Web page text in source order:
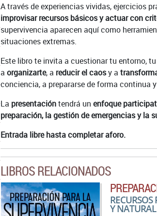
A través de experiencias vividas, ejercicios
improvisar recursos básicos y actuar con
supervivencia aparecen aquí como
situaciones extremas.
Este libro te invita a cuestionar tu entorno,
a organizarte, a reducir el caosy a
conciencia, a prepararse de forma continua
La presentacióntendrá un enfoque
preparación, la gestión de emergencias y la
Entrada libre hasta completar aforo.
LIBROS RELACIONADOS
Y NATURAL